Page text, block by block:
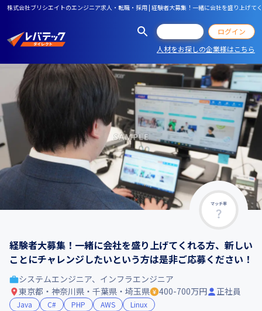
株式会社ブリシエイトのエンジニア求人・転職・採用 | 経験者大募集！一緒に会社を盛り上げ
ログイン
人材をお探しの企業様はこちら
マッチ率
経験者大募集！一緒に会社を盛り上げてくれる方、新しい
ことにチャレンジしたいという方は是非ご応募ください！
システムエンジニア、インフラエンジニア
東京都・神奈川県・千葉県・埼玉県
400-700万円 正社員
Java C# PHP AWS
Linux